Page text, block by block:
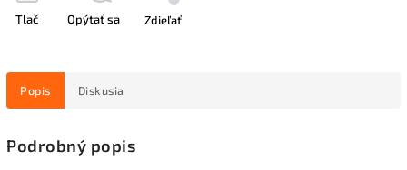
Tlač Opýtať sa Zdieľať
Popis Diskusia
Podrobný popis